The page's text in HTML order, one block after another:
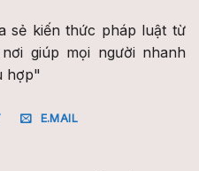
sẻ kiến thức pháp luật từ
giúp mọi người nhanh
hợp"
E.MAIL